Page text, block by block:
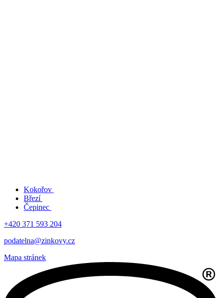
Kokořov
Březí
Čepinec
+420 371 593 204
podatelna@zinkovy.cz
Mapa stránek